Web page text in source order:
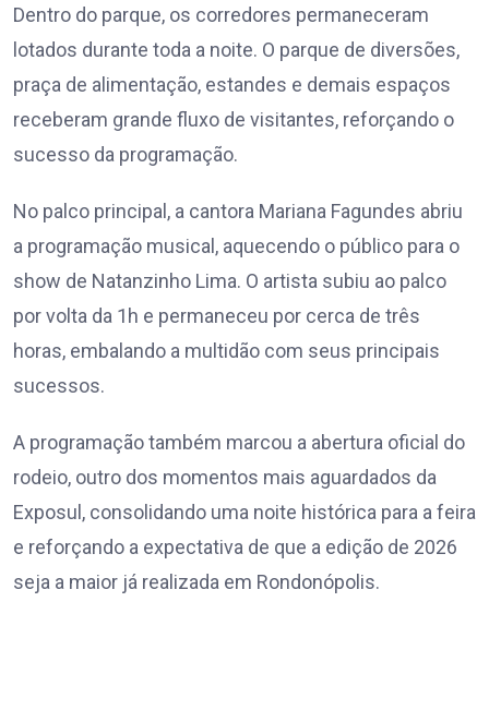
Dentro do parque, os corredores permaneceram
lotados durante toda a noite. O parque de diversões,
praça de alimentação, estandes e demais espaços
receberam grande fluxo de visitantes, reforçando o
sucesso da programação.
No palco principal, a cantora Mariana Fagundes abriu
a programação musical, aquecendo o público para o
show de Natanzinho Lima. O artista subiu ao palco
por volta da 1h e permaneceu por cerca de três
horas, embalando a multidão com seus principais
sucessos.
A programação também marcou a abertura oficial do
rodeio, outro dos momentos mais aguardados da
Exposul, consolidando uma noite histórica para a feira
e reforçando a expectativa de que a edição de 2026
seja a maior já realizada em Rondonópolis.